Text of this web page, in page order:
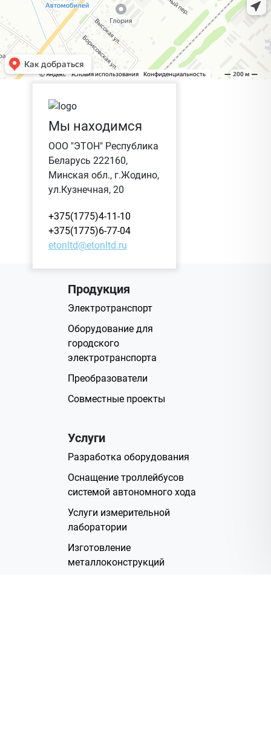
Мы находимся
ООО "ЭТОН" Республика
Беларусь 222160,
Минская обл., г.Жодино,
ул.Кузнечная, 20
+375(1775)4-11-10
+375(1775)6-77-04
etonltd@etonltd.ru
Продукция
Электротранспорт
Оборудование для
городского
электротранспорта
Преобразователи
Совместные проекты
Услуги
Разработка оборудования
Оснащение троллейбусов
системой автономного хода
Услуги измерительной
лаборатории
Изготовление
металлоконструкций